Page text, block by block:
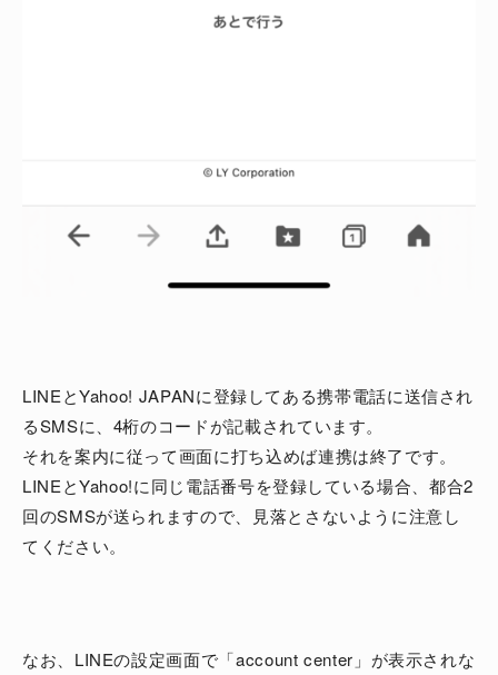
LINEとYahoo! JAPANに登録してある携帯電話に送信され
るSMSに、4桁のコードが記載されています。
それを案内に従って画面に打ち込めば連携は終了です。
LINEとYahoo!に同じ電話番号を登録している場合、都合2
回のSMSが送られますので、見落とさないように注意し
てください。
なお、LINEの設定画面で「account center」が表示されな